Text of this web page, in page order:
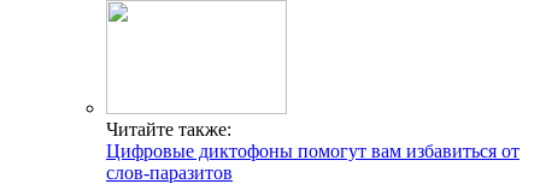
Читайте также:
Цифровые диктофоны помогут вам избавиться от
слов-паразитов